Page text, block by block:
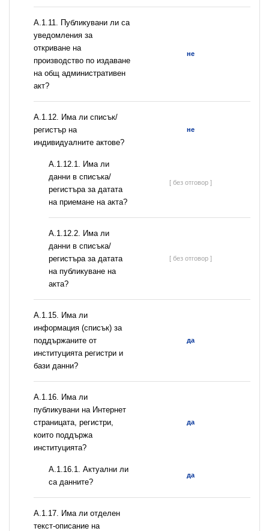
А.1.11. Публикувани ли са
уведомления за
откриване на
производство по издаване
на общ административен
акт?
не
А.1.12. Има ли списък/
регистър на
индивидуалните актове?
не
A.1.12.1. Има ли
данни в списъка/
регистъра за датата
на приемане на акта?
[ без отговор ]
A.1.12.2. Има ли
данни в списъка/
регистъра за датата
на публикуване на
акта?
[ без отговор ]
А.1.15. Има ли
информация (списък) за
поддържаните от
институцията регистри и
бази данни?
да
А.1.16. Има ли
публикувани на Интернет
страницата, регистри,
които поддържа
институцията?
да
A.1.16.1. Актуални ли
са данните?
да
А.1.17. Има ли отделен
текст-описание на